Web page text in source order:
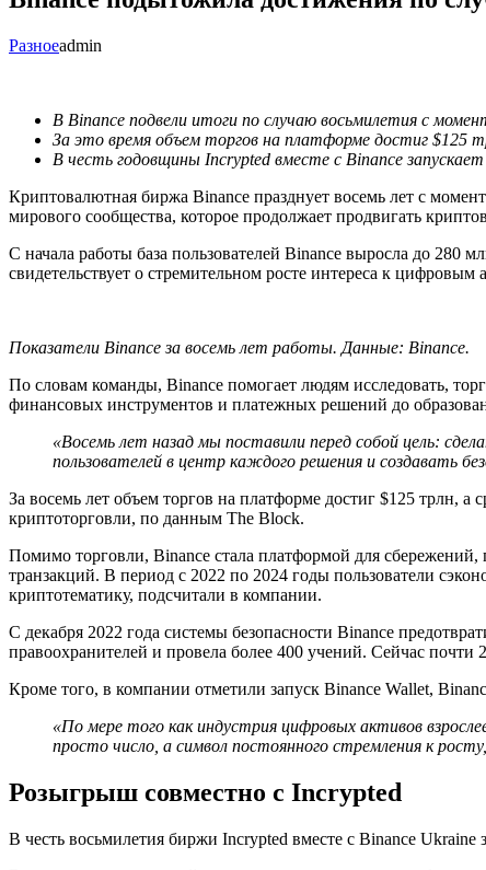
Разноеadmin
В Binance подвели итоги по случаю восьмилетия с
За это время объем торгов на платформе достиг $125
В честь годовщины Incrypted вместе с Binance
Криптовалютная биржа Binance празднует восемь лет с
мирового сообщества, которое продолжает продвигать
С начала работы база пользователей Binance выросла до 280
свидетельствует о стремительном росте интереса к
Показатели Binance за восемь лет работы. Данные: Binance.
По словам команды, Binance помогает людям исследовать,
финансовых инструментов и платежных решений до
«Восемь лет назад мы поставили перед собой цель:
пользователей в центр каждого решения и создавать
За восемь лет объем торгов на платформе достиг $125 трлн,
криптоторговли, по данным The Block.
Помимо торговли, Binance стала платформой для сбережений,
транзакций. В период с 2022 по 2024 годы пользователи
криптотематику, подсчитали в компании.
С декабря 2022 года системы безопасности Binance
правоохранителей и провела более 400 учений. Сейчас
Кроме того, в компании отметили запуск Binance Wallet,
«По мере того как индустрия цифровых активов
просто число, а символ постоянного стремления к
Розыгрыш совместно с Incrypted
В честь восьмилетия биржи Incrypted вместе с Binance